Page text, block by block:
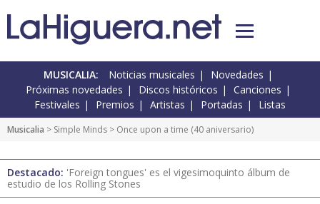
MUSICALIA: Noticias musicales
Novedades
Próximas novedades
Discos históricos
Canciones
Festivales
Premios Artistas Portadas Listas
Musicalia > Simple Minds > Once upon a time (40 aniversario)
Destacado: 'Foreign tongues' es el vigesimoquinto álbum de
estudio de los Rolling Stones